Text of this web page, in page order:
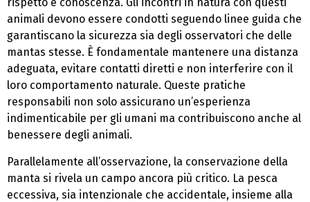
rispetto e conoscenza. Gli incontri in natura con questi
animali devono essere condotti seguendo linee guida che
garantiscano la sicurezza sia degli osservatori che delle
mantas stesse. È fondamentale mantenere una distanza
adeguata, evitare contatti diretti e non interferire con il
loro comportamento naturale. Queste pratiche
responsabili non solo assicurano un’esperienza
indimenticabile per gli umani ma contribuiscono anche al
benessere degli animali.
Parallelamente all’osservazione, la conservazione della
manta si rivela un campo ancora più critico. La pesca
eccessiva, sia intenzionale che accidentale, insieme alla